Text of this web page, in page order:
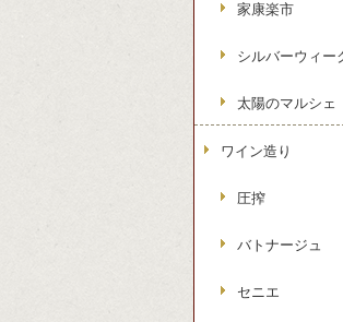
家康楽市
シルバーウィー
太陽のマルシェ
ワイン造り
圧搾
バトナージュ
セニエ